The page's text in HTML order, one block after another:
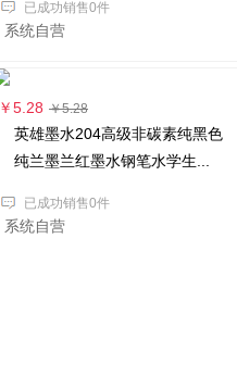
已成功销售0件
系统自营
￥5.28 ￥5.28
英雄墨水204高级非碳素纯黑色
纯兰墨兰红墨水钢笔水学生...
已成功销售0件
系统自营